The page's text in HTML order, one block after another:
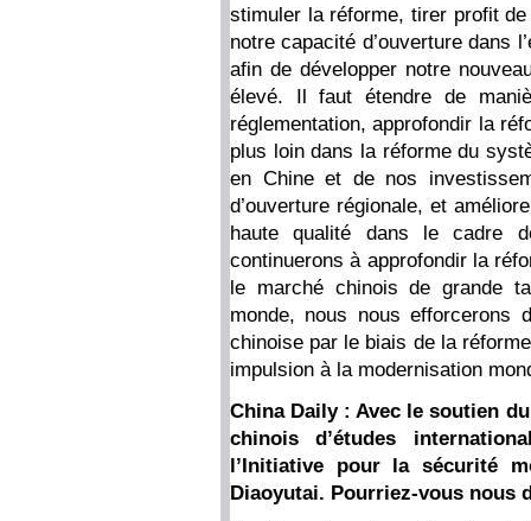
stimuler la réforme, tirer profit
notre capacité d’ouverture dans
afin de développer notre
élevé. Il faut étendre de
réglementation, approfondir la
plus loin dans la réforme du
en Chine et de nos
d’ouverture régionale, et
haute qualité dans le cadre
continuerons à approfondir la
le marché chinois de grande
monde, nous nous efforcerons
chinoise par le biais de la
impulsion à la modernisation
China Daily : Avec le soutien
chinois d’études
l’Initiative pour la sécurité
Diaoyutai. Pourriez-vous nous